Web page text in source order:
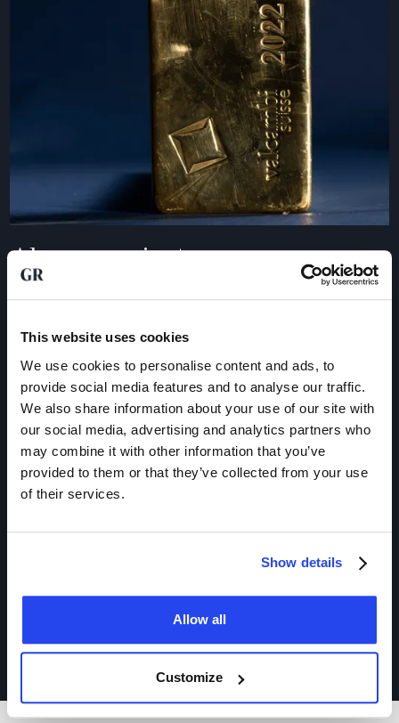
This website uses cookies
We use cookies to personalise content and ads, to
provide social media features and to analyse our traffic.
We also share information about your use of our site with
our social media, advertising and analytics partners who
may combine it with other information that you’ve
provided to them or that they’ve collected from your use
of their services.
Show details
Allow all
Customize
Almacenamiento seguro y
qué llevarlo físicamente a su casa. El oro sigue siendo de su
propiedad legal, pero se almacena de forma segura y
asegurada en una de lascámaras acorazadasde alta
seguridad deÁmsterdam, FráncfortoZúrich.
Las cámaras acorazadas están equipadas con los sistemas
de seguridad más modernos y son gestionadas por
custodios independientes, profesionales y de renombre,
como Brink's y Loomis, que confirman en todo momento que
certificado de propiedady losnúmeros de depósito
actuales. Otras partes a menudo no pueden confirmar su
su oro.